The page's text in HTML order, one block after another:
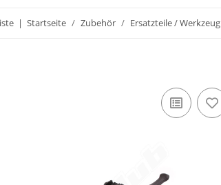
Startseite Zubehör Ersatzteile / Werkzeug